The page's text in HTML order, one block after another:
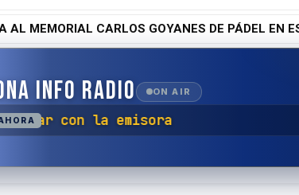
AL MEMORIAL CARLOS GOYANES DE PÁDEL EN
INFO RADIO ON AIR
podido conectar con la emisora